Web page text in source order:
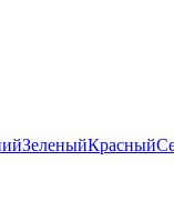
ЗеленыйКрасный